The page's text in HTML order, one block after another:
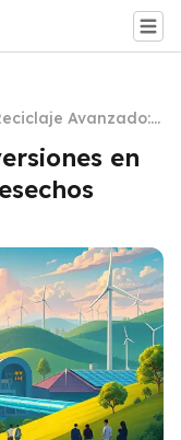
Avanzado: I
nversiones en la Tran
de Desec
en